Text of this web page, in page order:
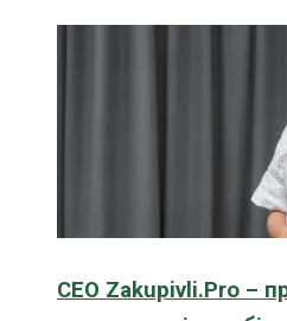
CEO Zakupivli.Pro –